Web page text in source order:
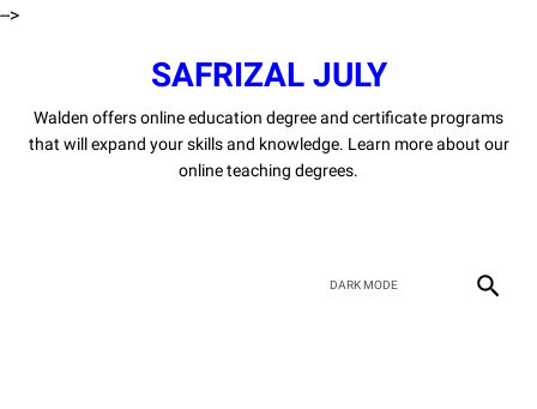
-->
SAFRIZAL JULY
Walden offers online education degree and certificate programs
that will expand your skills and knowledge. Learn more about our
online teaching degrees.